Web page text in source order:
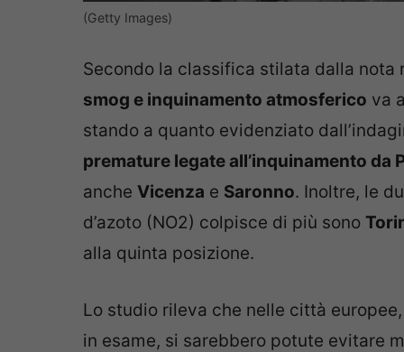
(Getty Images)
Secondo la classifica stilata dalla nota
smog e inquinamento atmosferico va a
stando a quanto evidenziato
premature legate all’inquinamento da
anche Vicenza e Saronno. Inoltre, le
d’azoto (NO2) colpisce di più sono
alla quinta posizione.
Lo studio rileva che nelle città
in esame, si sarebbero potute evitare